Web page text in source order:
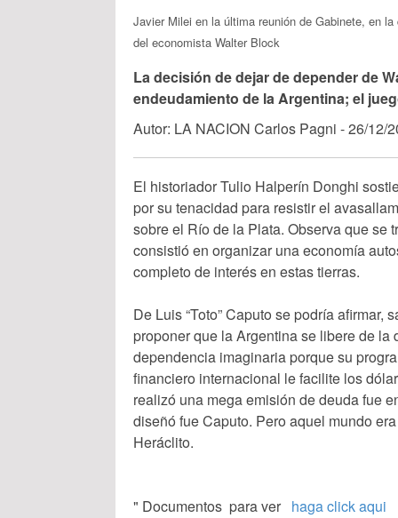
Javier Milei en la última reunión de Gabinete, en
del economista Walter Block
La decisión de dejar de depender de
endeudamiento de la Argentina; el
Autor: LA NACION Carlos Pagni - 26/12/
El historiador Tulio Halperín Donghi
por su tenacidad para resistir el
sobre el Río de la Plata. Observa que se
consistió en organizar una economía
completo de interés en estas tierras.
De Luis “Toto” Caputo se podría
proponer que la Argentina se libere de
dependencia imaginaria porque su
financiero internacional le facilite los
realizó una mega emisión de deuda fue
diseñó fue Caputo. Pero aquel mundo
Heráclito.
" Documentos para ver haga click aqui